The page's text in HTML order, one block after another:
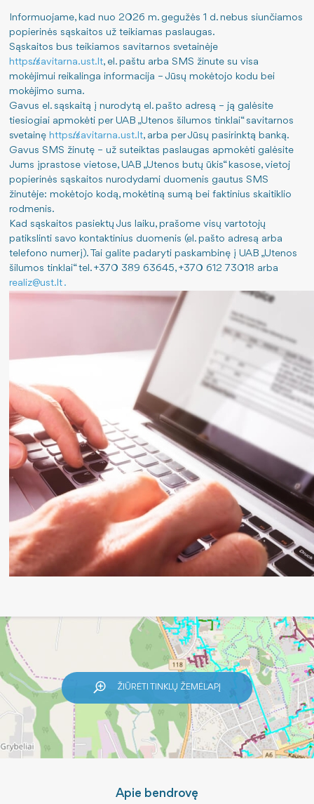
Pajamos
Šilumos energijos gamyba
Kuro struktūra
Išmetamas CO2 kiekis
ES finansuojami projektai
Atliktos investicijos
Nauji šilumos paskirstymo metodai
Sutartys
Energijos taupymas
Teisinė informacija
Šilumos įrenginių prie šilumos perdavimo tinklų
Pastato šilumos punkto įrengimo, rekonstravimo
Šilumos supirkimas iš nepriklausomų gamintojų
Norintiems tapti vartotojais
Savitarnos portalo naudojimo instrukcija
Jei krizė arba karas: kaip elgtis?
Viešieji pirkimai
Darbo užmokestis
Paskatinimai ir apdovanojimai
Finansinių ataskaitų rinkiniai
Informacija apie veiklą ir rezultatus
Tarnybiniai lengvieji automobiliai
Lėšos veiklai viešinti
ES priemonių planas 2024-2026 m.
Informuojame, kad nuo 2026 m. gegužės 1 d. nebus siunčiamos
popierinės sąskaitos už teikiamas paslaugas.
Sąskaitos bus teikiamos savitarnos svetainėje
https://savitarna.ust.lt, el. paštu arba SMS žinute su visa
mokėjimui reikalinga informacija – Jūsų mokėtojo kodu bei
mokėjimo suma.
Gavus el. sąskaitą į nurodytą el. pašto adresą – ją galėsite
tiesiogiai apmokėti per UAB „Utenos šilumos tinklai“ savitarnos
svetainę https://savitarna.ust.lt, arba per Jūsų pasirinktą banką.
Gavus SMS žinutę – už suteiktas paslaugas apmokėti galėsite
Jums įprastose vietose, UAB „Utenos butų ūkis“ kasose, vietoj
popierinės sąskaitos nurodydami duomenis gautus SMS
žinutėje: mokėtojo kodą, mokėtiną sumą bei faktinius skaitiklio
rodmenis.
Kad sąskaitos pasiektų Jus laiku, prašome visų vartotojų
patikslinti savo kontaktinius duomenis (el. pašto adresą arba
telefono numerį). Tai galite padaryti paskambinę į UAB „Utenos
šilumos tinklai“ tel. +370 389 63645, +370 612 73018 arba
realiz@ust.lt .
ŽIŪRĖTI TINKLŲ ŽEMĖLAPĮ
Apie bendrovę